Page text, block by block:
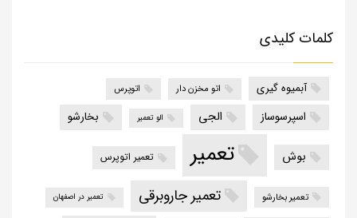
کلمات کلیدی
آبمیوه گیری اتو مخزن دار اتوپرس
اسپرسوساز الجی الو تعمیر بخارشو
بوش تعمیر تعمیر اتوپرس
تعمیر بخارشو تعمیر جاروبرقی تعمیر در اصفهان